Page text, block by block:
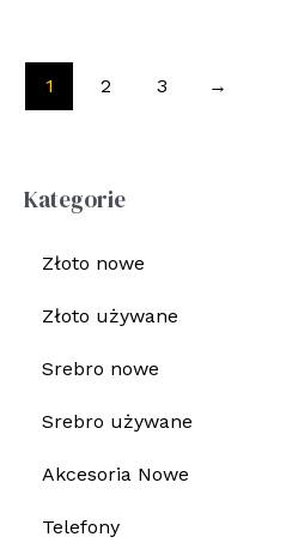
Kategorie
Złoto nowe
Złoto używane
Srebro nowe
Srebro używane
Akcesoria Nowe
Telefony
1 2 3 →